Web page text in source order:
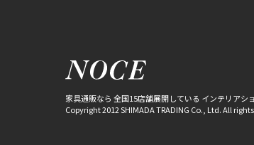
家具通販なら 全国15店舗展開している インテリアシ
Copyright 2012 SHIMADA TRADING Co., Ltd. All